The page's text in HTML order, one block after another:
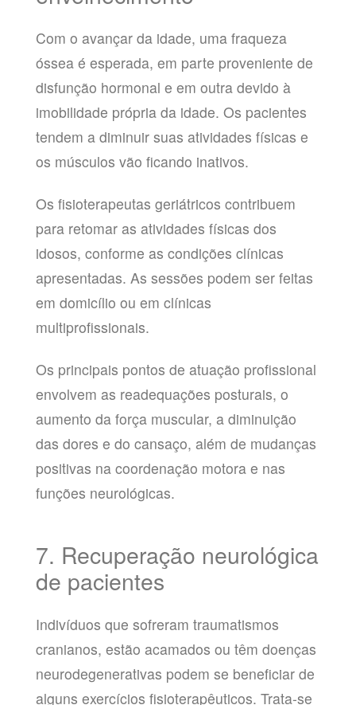
Com o avançar da idade, uma fraqueza
óssea é esperada, em parte proveniente de
disfunção hormonal e em outra devido à
imobilidade própria da idade. Os pacientes
tendem a diminuir suas atividades físicas e
os músculos vão ficando inativos.
Os fisioterapeutas geriátricos contribuem
para retomar as atividades físicas dos
idosos, conforme as condições clínicas
apresentadas. As sessões podem ser feitas
em domicílio ou em clínicas
multiprofissionais.
Os principais pontos de atuação profissional
envolvem as readequações posturais, o
aumento da força muscular, a diminuição
das dores e do cansaço, além de mudanças
positivas na coordenação motora e nas
funções neurológicas.
7. Recuperação neurológica
de pacientes
Indivíduos que sofreram traumatismos
cranianos, estão acamados ou têm doenças
neurodegenerativas podem se beneficiar de
alguns exercícios fisioterapêuticos. Trata-se